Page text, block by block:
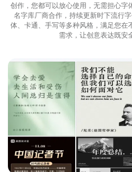
创作，您都可以放心使用，无需担心字
名字库厂商合作，持续更新时下流行
体、卡通、手写等多种风格，满足您在
需求，让创意表达既安